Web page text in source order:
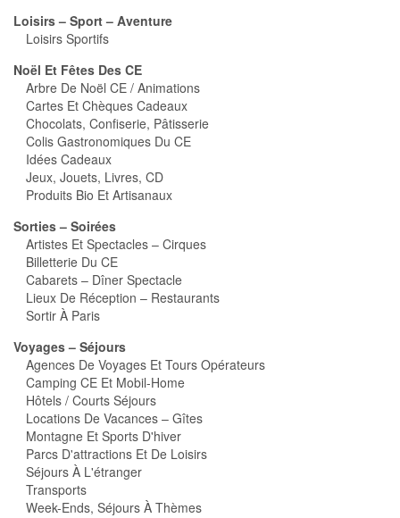
Loisirs – Sport – Aventure
Loisirs Sportifs
Noël Et Fêtes Des CE
Arbre De Noël CE / Animations
Cartes Et Chèques Cadeaux
Chocolats, Confiserie, Pâtisserie
Colis Gastronomiques Du CE
Idées Cadeaux
Jeux, Jouets, Livres, CD
Produits Bio Et Artisanaux
Sorties – Soirées
Artistes Et Spectacles – Cirques
Billetterie Du CE
Cabarets – Dîner Spectacle
Lieux De Réception – Restaurants
Sortir À Paris
Voyages – Séjours
Agences De Voyages Et Tours Opérateurs
Camping CE Et Mobil-Home
Hôtels / Courts Séjours
Locations De Vacances – Gîtes
Montagne Et Sports D'hiver
Parcs D'attractions Et De Loisirs
Séjours À L'étranger
Transports
Week-Ends, Séjours À Thèmes